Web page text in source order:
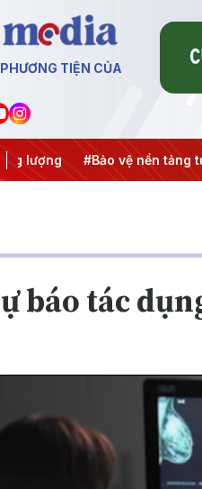
TIỆN CỦA
lượng #Bảo vệ nền tảng
báo tác